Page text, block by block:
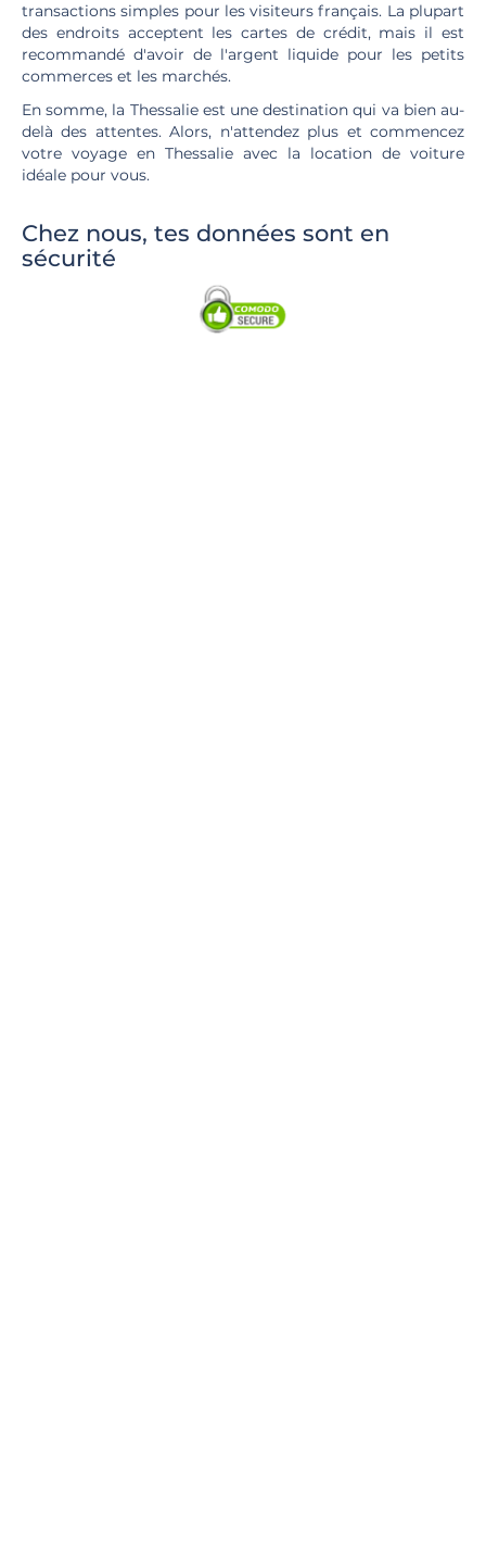
transactions simples pour les visiteurs français. La plupart
des endroits acceptent les cartes de crédit, mais il est
recommandé d'avoir de l'argent liquide pour les petits
commerces et les marchés.
En somme, la Thessalie est une destination qui va bien au-
delà des attentes. Alors, n'attendez plus et commencez
votre voyage en Thessalie avec la location de voiture
idéale pour vous.
Chez nous, tes données sont en
sécurité